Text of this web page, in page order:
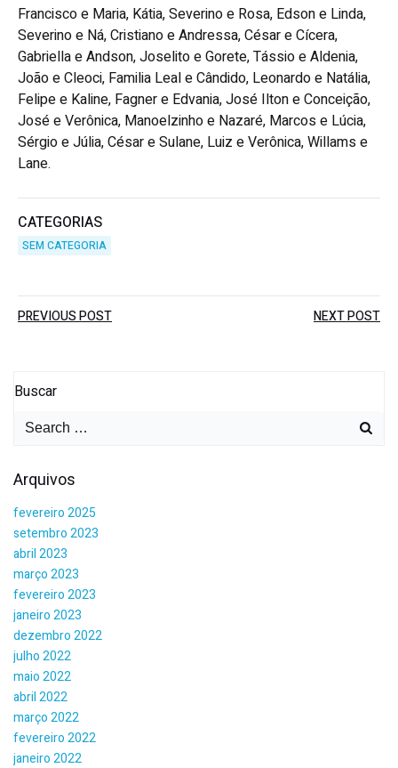
Francisco e Maria, Kátia, Severino e Rosa, Edson e Linda,
Severino e Ná, Cristiano e Andressa, César e Cícera,
Gabriella e Andson, Joselito e Gorete, Tássio e Aldenia,
João e Cleoci, Familia Leal e Cândido, Leonardo e Natália,
Felipe e Kaline, Fagner e Edvania, José Ilton e Conceição,
José e Verônica, Manoelzinho e Nazaré, Marcos e Lúcia,
Sérgio e Júlia, César e Sulane, Luiz e Verônica, Willams e
Lane.
CATEGORIAS
SEM CATEGORIA
Post
navigation
PREVIOUS POST NEXT POST
Buscar
Search
Arquivos
fevereiro 2025
setembro 2023
abril 2023
março 2023
fevereiro 2023
janeiro 2023
dezembro 2022
julho 2022
maio 2022
abril 2022
março 2022
fevereiro 2022
janeiro 2022